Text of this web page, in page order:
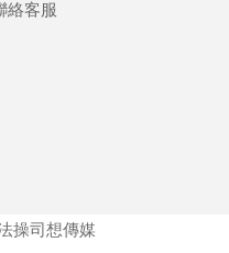
絡客服
操司想傳媒